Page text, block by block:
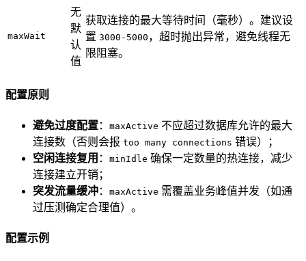
maxWait
无
默
认
值
获取连接的最大等待时间（毫秒）。建议设
置 3000-5000 ，超时抛出异常，避免线程无
限阻塞。
配置原则
避免过度配置： maxActive 不应超过数据库允许的最大
连接数（否则会报 too many connections 错误）；
空闲连接复用 ： minIdle 确保一定数量的热连接，减少
连接建立开销；
突发流量缓冲： maxActive 需覆盖业务峰值并发（如通
过压测确定合理值）。
配置示例